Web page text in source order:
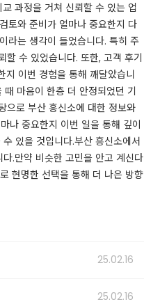
과정을 거쳐 신뢰할 수 있는 업
토와 준비가 얼마나 중요한지 다
라는 생각이 들었습니다. 특히 주
수 있었습니다. 또한, 고객 후기
지 이번 경험을 통해 깨달았습니
마음이 한층 더 안정되었던 기
으로 부산 흥신소에 대한 정보와
나 중요한지 이번 일을 통해 깊이
있을 것입니다.​​부산 흥신소에서
.​만약 비슷한 고민을 안고 계신다
현명한 선택을 통해 더 나은 방향
25.02.16
25.02.16